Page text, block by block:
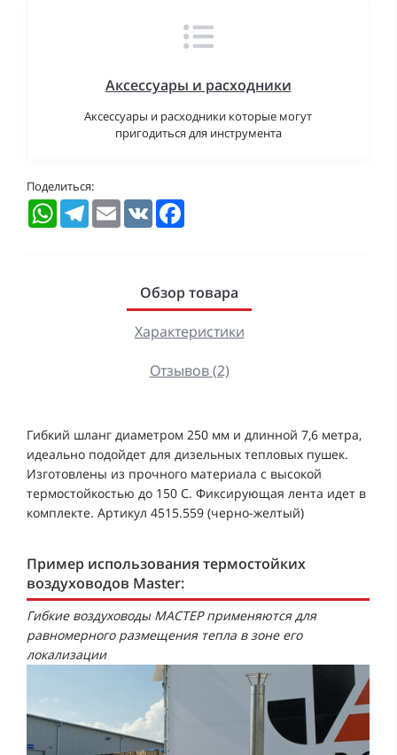
Аксессуары и расходники
Аксессуары и расходники которые могут
пригодиться для инструмента
Поделиться:
WhatsAppTelegramEmail VK
Обзор товара
Характеристики
Отзывов (2)
Гибкий шланг диаметром 250 мм и длинной 7,6 метра,
идеально подойдет для дизельных тепловых пушек.
Изготовлены из прочного материала с высокой
термостойкостью до 150 С. Фиксирующая лента идет в
комплекте. Артикул 4515.559 (черно-желтый)
Пример использования термостойких
воздуховодов Master:
Гибкие воздуховоды МАСТЕР применяются для
равномерного размещения тепла в зоне его
локализации